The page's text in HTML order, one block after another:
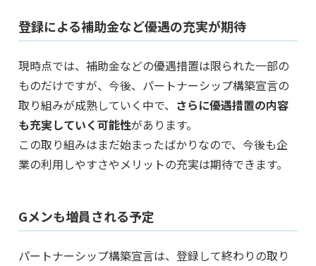
登録による補助金など優遇の充実が期待
現時点では、補助金などの優遇措置は限られた一部の
ものだけですが、今後、パートナーシップ構築宣言の
取り組みが成熟していく中で、 さらに優遇措置の内容
も充実していく可能性があります。
この取り組みはまだ始まったばかりなので、今後も企
業の利用しやすさやメリットの充実は期待できます。
Gメンも増員される予定
パートナーシップ構築宣言は、登録して終わりの取り